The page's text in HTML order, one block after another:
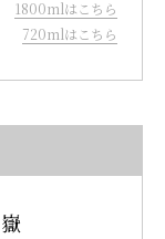
1800mlはこちら
720mlはこちら